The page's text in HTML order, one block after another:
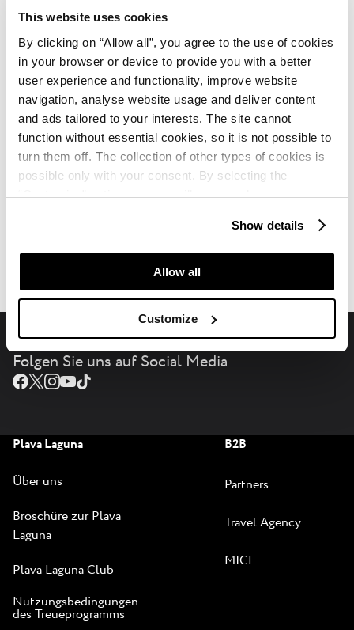
This website uses cookies
By clicking on “Allow all”, you agree to the use of cookies
in your browser or device to provide you with a better
user experience and functionality, improve website
navigation, analyse website usage and deliver content
and ads tailored to your interests. The site cannot
function without essential cookies, so it is not possible to
turn them off. The collection of other types of cookies is
possible only with your consent. By selecting the
“Customise” option, a menu will appear where you can
which purposes we may process your data. You can
manage your “Details” selection in your browser at any
Show details
Allow all
Customize
Die Marina Červar liegt im Urlaubsort Červar-Porat, 6
km nördlich der Stadt Poreč. Die Marina verfügt über
259 Liegeplätze für Schiffe von 3 bis 25 m Länge und
einem maximalen Tiefgang von bis zu 5 m.
Marina Červar
Marina Parentium
Folgen Sie uns auf Social Media
Plava Laguna
Über uns
Broschüre zur Plava
Laguna
Plava Laguna Club
Nutzungsbedingungen
des Treueprogramms
B2B
Partners
Travel Agency
MICE